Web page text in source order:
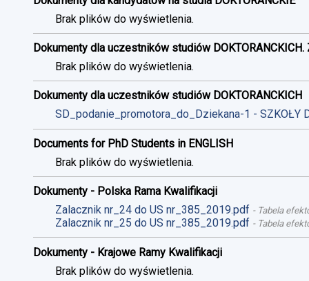
Brak plików do wyświetlenia.
Dokumenty dla uczestników studiów
Brak plików do wyświetlenia.
Dokumenty dla uczestników studiów DOKTORANCKICH
SD_podanie_promotora_do_Dziekana-1 - SZKOŁY
Documents for PhD Students in ENGLISH
Brak plików do wyświetlenia.
Dokumenty - Polska Rama Kwalifikacji
Zalacznik nr_24 do US nr_385_2019.pdf - Tabela
Zalacznik nr_25 do US nr_385_2019.pdf - Tabela
Dokumenty - Krajowe Ramy Kwalifikacji
Brak plików do wyświetlenia.